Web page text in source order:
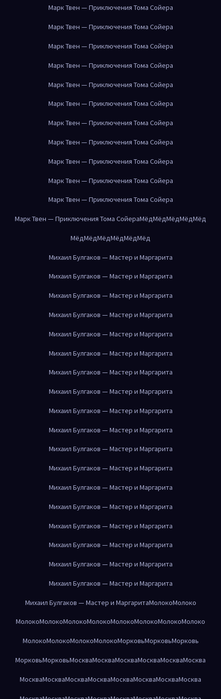
Марк Твен — Приключения Тома Сойера
Марк Твен — Приключения Тома Сойера
Марк Твен — Приключения Тома Сойера
Марк Твен — Приключения Тома Сойера
Марк Твен — Приключения Тома Сойера
Марк Твен — Приключения Тома Сойера
Марк Твен — Приключения Тома Сойера
Марк Твен — Приключения Тома Сойера
Марк Твен — Приключения Тома Сойера
Марк Твен — Приключения Тома Сойера
Марк Твен — Приключения Тома Сойера
Марк Твен — Приключения Тома СойераМёдМёдМёдМёдМёд
МёдМёдМёдМёдМёдМёд
Михаил Булгаков — Мастер и Маргарита
Михаил Булгаков — Мастер и Маргарита
Михаил Булгаков — Мастер и Маргарита
Михаил Булгаков — Мастер и Маргарита
Михаил Булгаков — Мастер и Маргарита
Михаил Булгаков — Мастер и Маргарита
Михаил Булгаков — Мастер и Маргарита
Михаил Булгаков — Мастер и Маргарита
Михаил Булгаков — Мастер и Маргарита
Михаил Булгаков — Мастер и Маргарита
Михаил Булгаков — Мастер и Маргарита
Михаил Булгаков — Мастер и Маргарита
Михаил Булгаков — Мастер и Маргарита
Михаил Булгаков — Мастер и Маргарита
Михаил Булгаков — Мастер и Маргарита
Михаил Булгаков — Мастер и Маргарита
Михаил Булгаков — Мастер и Маргарита
Михаил Булгаков — Мастер и Маргарита
Михаил Булгаков — Мастер и МаргаритаМолокоМолоко
МолокоМолокоМолокоМолокоМолокоМолокоМолокоМолоко
МолокоМолокоМолокоМолокоМорковьМорковьМорковь
МорковьМорковьМоскваМоскваМоскваМоскваМоскваМосква
МоскваМоскваМоскваМоскваМоскваМоскваМоскваМосква